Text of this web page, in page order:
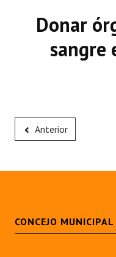
Donar
sangre
Anterior
CONCEJO